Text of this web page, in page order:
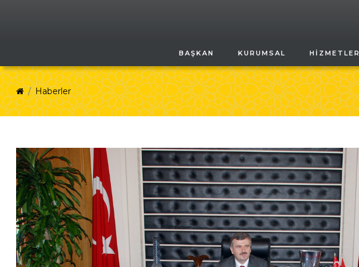
BAŞKAN KURUMSAL HIZMETLER
Haberler